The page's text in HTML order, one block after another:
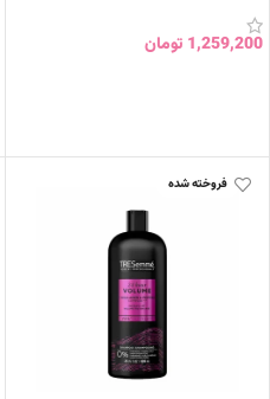
1,259,200 تومان
فروخته شده